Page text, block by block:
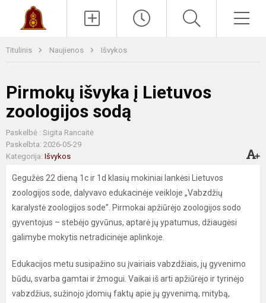
Titulinis Naujienos Išvykos
Pirmokų išvyka į Lietuvos
zoologijos sodą
Paskelbė : Sigita Rancaitė
Paskelbta: 2026-05-29
Kategorija: Išvykos
Gegužės 22 dieną 1c ir 1d klasių mokiniai lankėsi Lietuvos
zoologijos sode, dalyvavo edukacinėje veikloje „Vabzdžių
karalystė zoologijos sode”. Pirmokai apžiūrėjo zoologijos sodo
gyventojus – stebėjo gyvūnus, aptarė jų ypatumus, džiaugėsi
galimybe mokytis netradicinėje aplinkoje.
Edukacijos metu susipažino su įvairiais vabzdžiais, jų gyvenimo
būdu, svarba gamtai ir žmogui. Vaikai iš arti apžiūrėjo ir tyrinėjo
vabzdžius, sužinojo įdomių faktų apie jų gyvenimą, mitybą,